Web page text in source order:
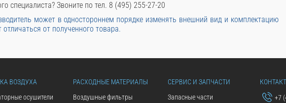
специалиста? Звоните по тел. 8 (495) 255-27-20
может в одностороннем порядке изменять внешний вид и комплектацию
от полученного товара.
ВОЗДУХА
осушители
РАСХОДНЫЕ МАТЕРИАЛЫ
Воздушные фильтры
СЕРВИС И ЗАПЧАСТИ
Запасные части
+7